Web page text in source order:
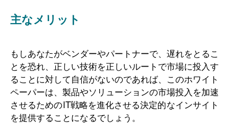
主なメリット
もしあなたがベンダーやパートナーで、遅れをとるこ
とを恐れ、正しい技術を正しいルートで市場に投入す
ることに対して自信がないのであれば、このホワイト
ペーパーは、製品やソリューションの市場投入を加速
させるためのIT戦略を進化させる決定的なインサイト
を提供することになるでしょう。